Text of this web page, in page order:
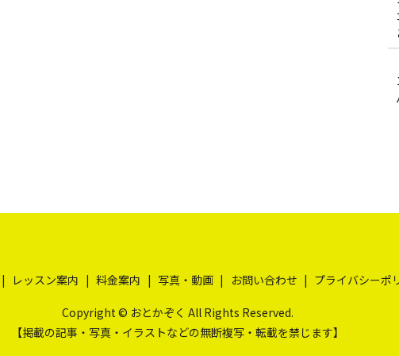
レッスン案内 料金案内 写真・動画 お問い合わせ プライバシーポ
Copyright © おとかぞく All Rights Reserved.
【掲載の記事・写真・イラストなどの無断複写・転載を禁じます】